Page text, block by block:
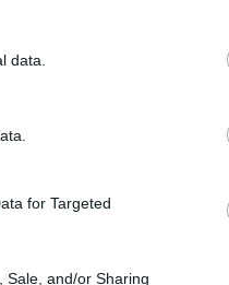
data.
for Targeted
Sale, and/or Sharing
formativi o lavorativi.